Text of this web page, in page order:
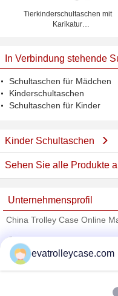
Tierkinderschultaschen mit
Karikatur
In Verbindung stehende
Schultaschen für Mädchen
Kinderschultaschen
Schultaschen für Kinder
Kinder Schultaschen
Sehen Sie alle Produkte
Unternehmensprofil
China Trolley Case Online
Trust Seal
Verified
evatrolleycase.com